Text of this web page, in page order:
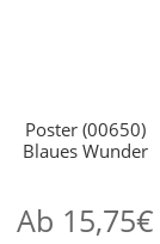
Poster (00650)
Blaues Wunder
Ab 15,75€